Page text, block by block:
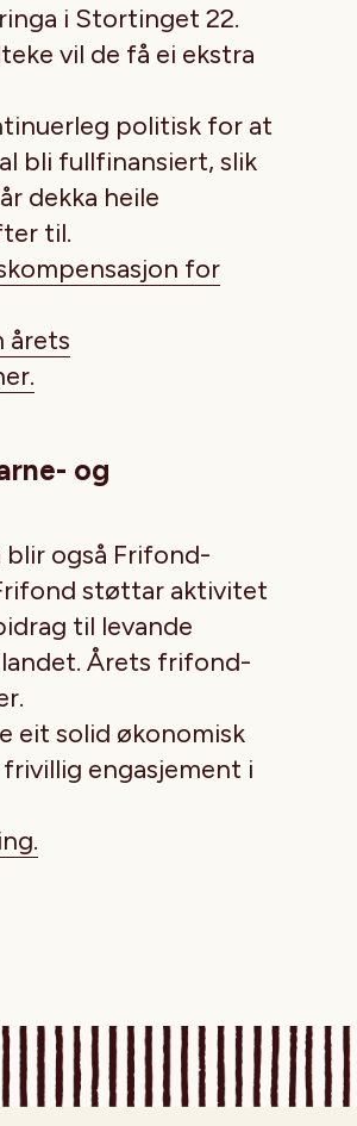
i Stortinget 22.
vil de få ei ekstra
politisk for at
bli fullfinansiert, slik
dekka heile
til.
for
årets
og
også Frifond-
støttar aktivitet
til levande
Årets frifond-
eit solid økonomisk
engasjement i